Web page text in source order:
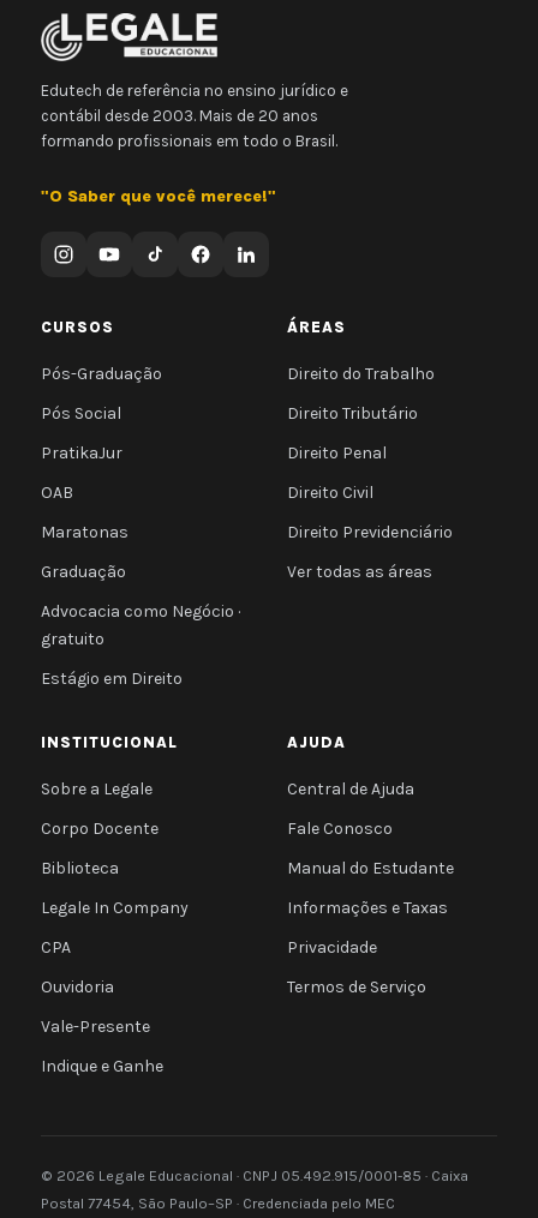
Edutech de referência no ensino jurídico e
contábil desde 2003. Mais de 20 anos
formando profissionais em todo o Brasil.
"O Saber que você merece!"
CURSOS
Pós-Graduação
Pós Social
PratikaJur
OAB
Maratonas
Graduação
Advocacia como Negócio ·
gratuito
Estágio em Direito
ÁREAS
Direito do Trabalho
Direito Tributário
Direito Penal
Direito Civil
Direito Previdenciário
Ver todas as áreas
INSTITUCIONAL
Sobre a Legale
Corpo Docente
Biblioteca
Legale In Company
CPA
Ouvidoria
Vale-Presente
Indique e Ganhe
AJUDA
Central de Ajuda
Fale Conosco
Manual do Estudante
Informações e Taxas
Privacidade
Termos de Serviço
© 2026 Legale Educacional · CNPJ 05.492.915/0001-85 · Caixa
Postal 77454, São Paulo–SP · Credenciada pelo MEC